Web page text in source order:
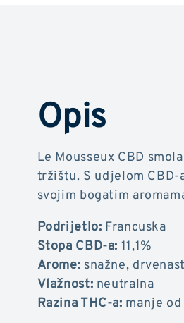
Opis
Le Mousseux CBD
tržištu. S udjelom CBD-
svojim bogatim
Podrijetlo: Francuska
Stopa CBD-a: 11,1%
Arome: snažne,
Vlažnost: neutralna
Razina THC-a: manje